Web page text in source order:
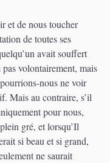
et de nous toucher
de toutes ses
avait souffert
volontairement, mais
nous ne voir
Mais au contraire, s’il
pour nous,
gré, et lorsqu’Il
si beau et si grand,
ne saurait